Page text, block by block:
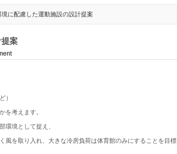
境に配慮した運動施設の設計提案
案
）
を考えます。
環境として捉え、
を取り入れ、大きな冷房負荷は体育館のみにすることを目標